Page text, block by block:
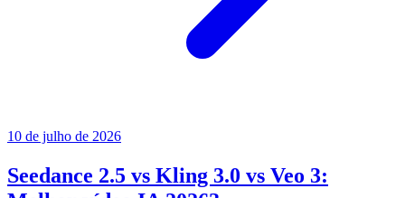
10 de julho de 2026
Seedance 2.5 vs Kling 3.0 vs Veo 3: